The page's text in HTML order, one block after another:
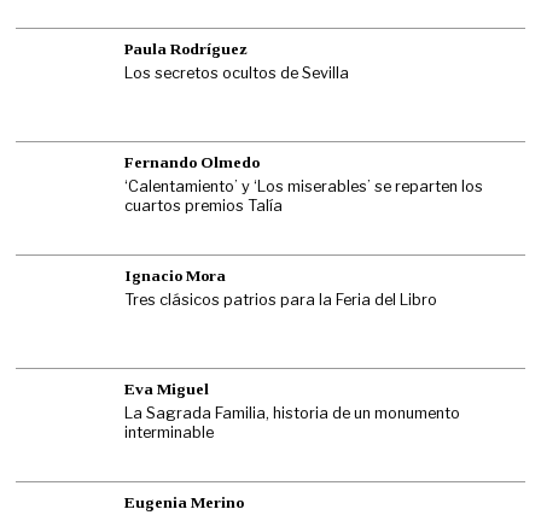
Paula Rodríguez
Los secretos ocultos de Sevilla
Fernando Olmedo
‘Calentamiento’ y ‘Los miserables’ se reparten los
cuartos premios Talía
Ignacio Mora
Tres clásicos patrios para la Feria del Libro
Eva Miguel
La Sagrada Familia, historia de un monumento
interminable
Eugenia Merino